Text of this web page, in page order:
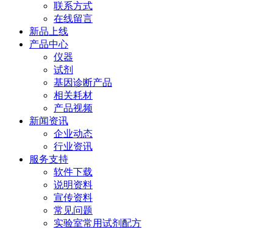
联系方式
在线留言
新品上线
产品中心
仪器
试剂
基因诊断产品
相关耗材
产品视频
新闻资讯
企业动态
行业资讯
服务支持
软件下载
说明资料
宣传资料
常见问题
实验室常用试剂配方